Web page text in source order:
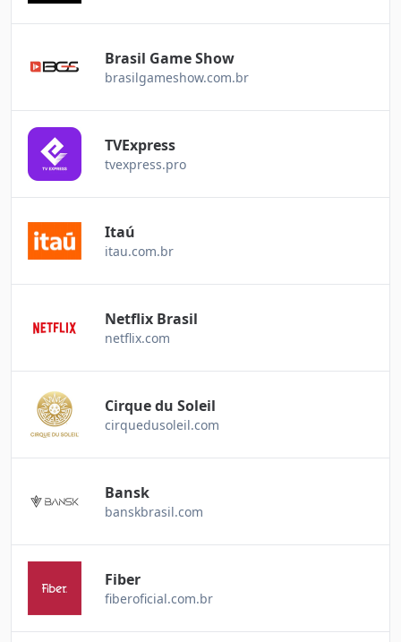
Brasil Game Show
brasilgameshow.com.br
TVExpress
tvexpress.pro
Itaú
itau.com.br
Netflix Brasil
netflix.com
Cirque du Soleil
cirquedusoleil.com
Bansk
banskbrasil.com
Fiber
fiberoficial.com.br